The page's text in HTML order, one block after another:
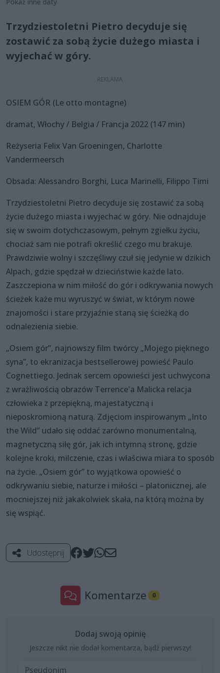
Trzydziestoletni Pietro decyduje się
zostawić za sobą życie dużego miasta i
wyjechać w góry.
OSIEM GÓR (Le otto montagne)
dramat, Włochy / Belgia / Francja 2022 (147 min)
Reżyseria Felix Van Groeningen, Charlotte
Vandermeersch
Obsada: Alessandro Borghi, Luca Marinelli, Filippo Timi
Trzydziestoletni Pietro decyduje się zostawić za sobą
życie dużego miasta i wyjechać w góry. Nie odnajduje
się w swoim dotychczasowym, pełnym zgiełku życiu,
chociaż sam nie potrafi określić czego mu brakuje.
Prawdziwie wolny i szczęśliwy czuł się jedynie w dzikich
Alpach, gdzie spędzał w dzieciństwie każde lato.
Zaszczepiona w nim miłość do gór i odkrywania nowych
ścieżek każe mu wyruszyć w świat, w którym nowe
znajomości i stare przyjaźnie staną się ścieżką do
odnalezienia siebie.
„Osiem gór”, najnowszy film twórcy „Mojego pięknego
syna”, to ekranizacja bestsellerowej powieść Paulo
Cognettiego. Jednak sercem opowieści jest uchwycona
z wrażliwością obrazów Terrence'a Malicka relacja
człowieka z przepiękną, majestatyczną i
nieposkromioną naturą. Zdjęciom inspirowanym „Into
the Wild” udało się oddać zarówno monumentalną,
magnetyczną siłę gór, jak ich intymną stronę, gdzie
kolejne kroki, milczenie, czas i właściwa miara to sposób
na życie. „Osiem gór” to wyjątkowa opowieść o
odkrywaniu siebie, naturze i miłości – platonicznej, ale
mocniejszej niż jakakolwiek skała, na którą można by
się wspiąć.
Udostępnij
Komentarze 0
Dodaj swoją opinię
Jeszcze nikt nie dodał komentarza, bądź pierwszy!